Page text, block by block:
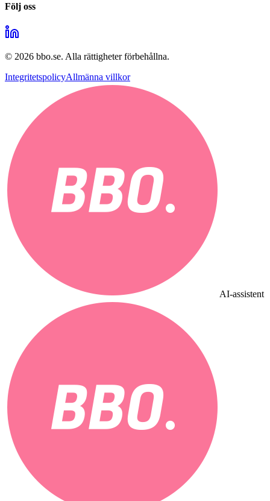
Följ oss
© 2026 bbo.se. Alla rättigheter förbehållna.
IntegritetspolicyAllmänna villkor
AI-assistent